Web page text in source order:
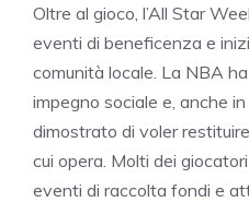
Oltre al gioco, l’All Star
eventi di beneficenza e
comunità locale. La NBA
impegno sociale e, anche
dimostrato di voler
cui opera. Molti dei
eventi di raccolta fondi e